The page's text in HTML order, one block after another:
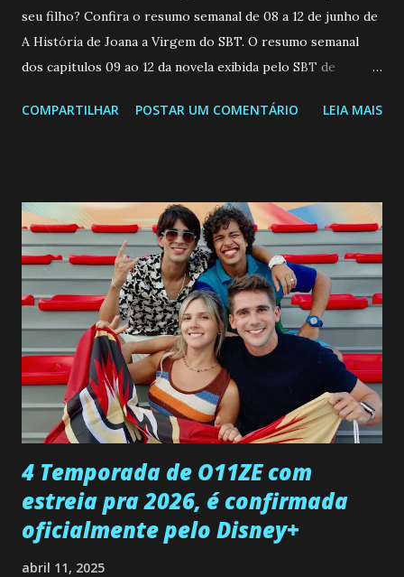
seu filho? Confira o resumo semanal de 08 a 12 de junho de
A História de Joana a Virgem do SBT. O resumo semanal
dos capitulos 09 ao 12 da novela exibida pelo SBT de
a Programação Semanal do SBT de 08/06/26 a 14/06/26
confessa a Gabriel que ele demonstrou ser o tipo de
pessoa que ela tanto desejou durante toda a vida. Camila
entra no quarto de Gabriel e imagina como seria o
encontro deles, quando conseguir seduzi-lo. Manuel avisa a
Paula sobre a suposta infidelidade de Gabriel com Joana.
Rogerio consegue se livrar de todas as suspeitas pelo
desaparecimento de Francisco, apontando que ele poderia
ter sido vítima da fúria de Gabriel. Artur informa a Gabriel
que a clínica inseminou por engano outra paciente, que está
...
COMPARTILHAR POSTAR UM COMENTÁRIO LEIA MAIS
4 Temporada de O11ZE com
estreia pra 2026, é confirmada
oficialmente pelo Disney+
abril 11, 2025